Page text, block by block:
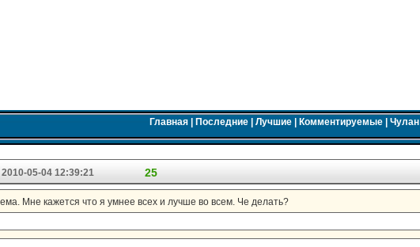
Главная| Последние| Лучшие| Комментируемые| Чулан
2010-05-04 12:39:21 25
Мне кажется что я умнее всех и лучше во всем. Че делать?